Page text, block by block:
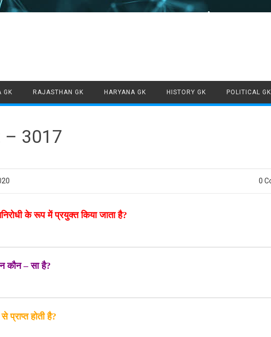
Skip to content
GK RAJASTHAN GK HARYANA GK HISTORY GK POLITICAL GK
– 3017
0
के रूप में प्रयुक्त किया जाता है?
कौन – सा है?
प्राप्त होती है?